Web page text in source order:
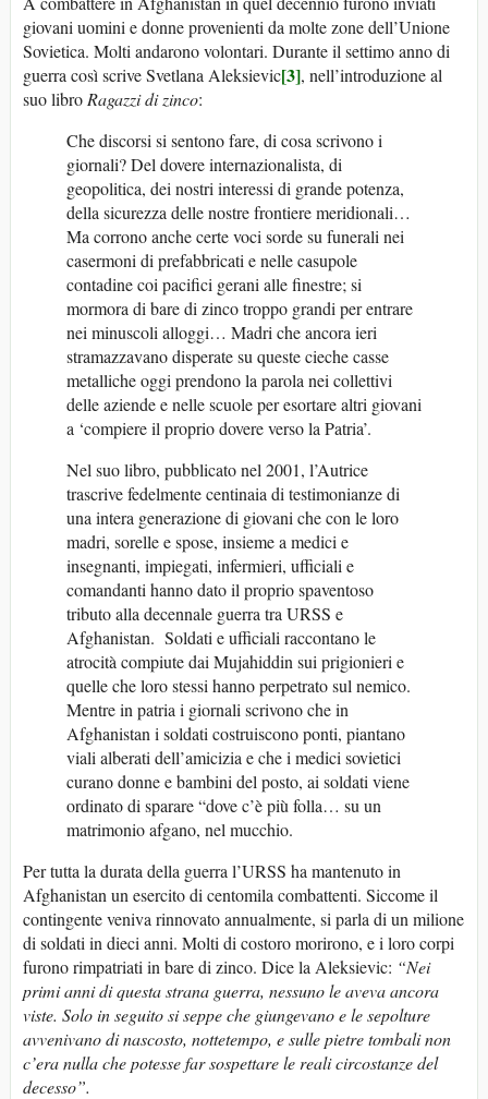
giovani uomini e donne provenienti da molte zone dell’Unione
Sovietica. Molti andarono volontari. Durante il settimo anno di
guerra così scrive Svetlana Aleksievic[3], nell’introduzione al
suo libro Ragazzi di zinco:
Che discorsi si sentono fare, di cosa scrivono i
giornali? Del dovere internazionalista, di
geopolitica, dei nostri interessi di grande potenza,
della sicurezza delle nostre frontiere meridionali…
Ma corrono anche certe voci sorde su funerali nei
casermoni di prefabbricati e nelle casupole
contadine coi pacifici gerani alle finestre; si
mormora di bare di zinco troppo grandi per entrare
nei minuscoli alloggi… Madri che ancora ieri
stramazzavano disperate su queste cieche casse
metalliche oggi prendono la parola nei collettivi
delle aziende e nelle scuole per esortare altri giovani
a ‘compiere il proprio dovere verso la Patria’.
Nel suo libro, pubblicato nel 2001, l’Autrice
trascrive fedelmente centinaia di testimonianze di
una intera generazione di giovani che con le loro
madri, sorelle e spose, insieme a medici e
insegnanti, impiegati, infermieri, ufficiali e
comandanti hanno dato il proprio spaventoso
tributo alla decennale guerra tra URSS e
Afghanistan. Soldati e ufficiali raccontano le
atrocità compiute dai Mujahiddin sui prigionieri e
quelle che loro stessi hanno perpetrato sul nemico.
Mentre in patria i giornali scrivono che in
Afghanistan i soldati costruiscono ponti, piantano
viali alberati dell’amicizia e che i medici sovietici
curano donne e bambini del posto, ai soldati viene
ordinato di sparare “dove c’è più folla… su un
matrimonio afgano, nel mucchio.
Per tutta la durata della guerra l’URSS ha mantenuto in
Afghanistan un esercito di centomila combattenti. Siccome il
contingente veniva rinnovato annualmente, si parla di un milione
di soldati in dieci anni. Molti di costoro morirono, e i loro corpi
furono rimpatriati in bare di zinco. Dice la Aleksievic: “Nei
primi anni di questa strana guerra, nessuno le aveva ancora
viste. Solo in seguito si seppe che giungevano e le sepolture
avvenivano di nascosto, nottetempo, e sulle pietre tombali non
c’era nulla che potesse far sospettare le reali circostanze del
decesso”.